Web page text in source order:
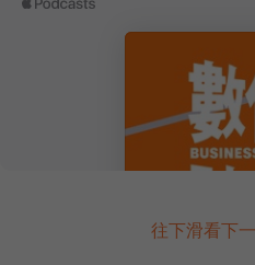
往下滑看下